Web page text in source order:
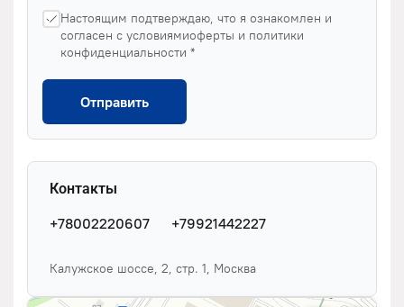
Настоящим подтверждаю, что я ознакомлен и
согласен с условиямиоферты и политики
конфиденциальности *
Отправить
Контакты
+78002220607 +79921442227
Калужское шоссе, 2, стр. 1, Москва